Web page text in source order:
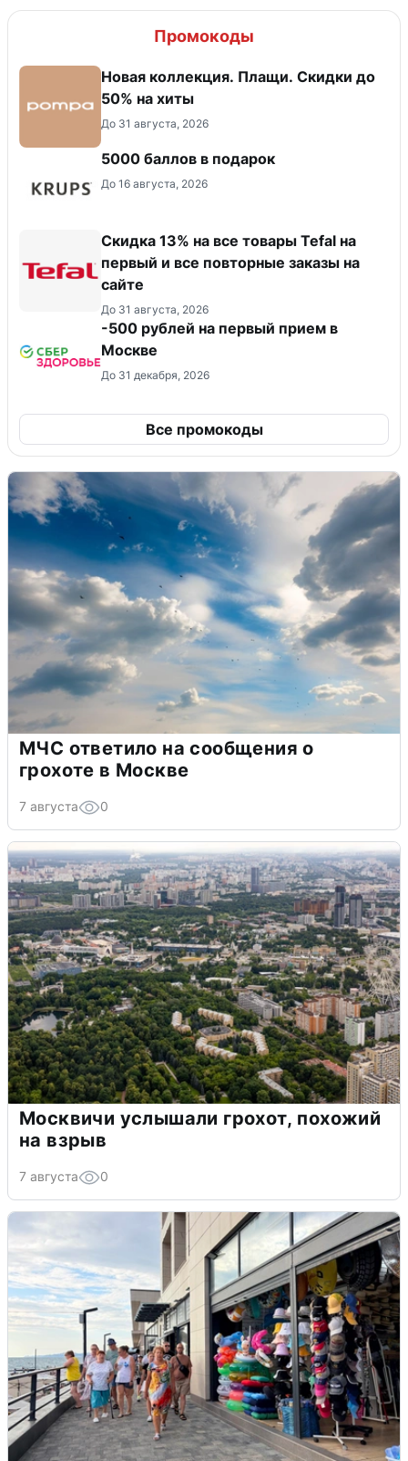
Промокоды
Новая коллекция. Плащи. Скидки до
50% на хиты
До 31 августа, 2026
5000 баллов в подарок
До 16 августа, 2026
Скидка 13% на все товары Tefal на
первый и все повторные заказы на
сайте
До 31 августа, 2026
-500 рублей на первый прием в
Москве
До 31 декабря, 2026
Все промокоды
МЧС ответило на сообщения о
грохоте в Москве
7 августа 0
Москвичи услышали грохот, похожий
на взрыв
7 августа 0